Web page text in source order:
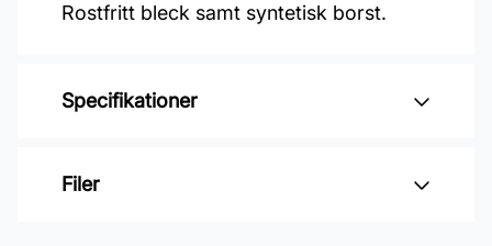
Rostfritt bleck samt syntetisk borst.
Specifikationer
Varumärke: QPT
Filer